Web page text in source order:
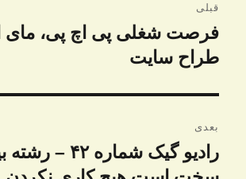
نوشته
قبلی
نوشته
قبلی:
فرصت شغلی پی اچ پی، مای
طراح سایت
بعدی
نوشته
بعدی:
رادیو گیک شماره ۴۲